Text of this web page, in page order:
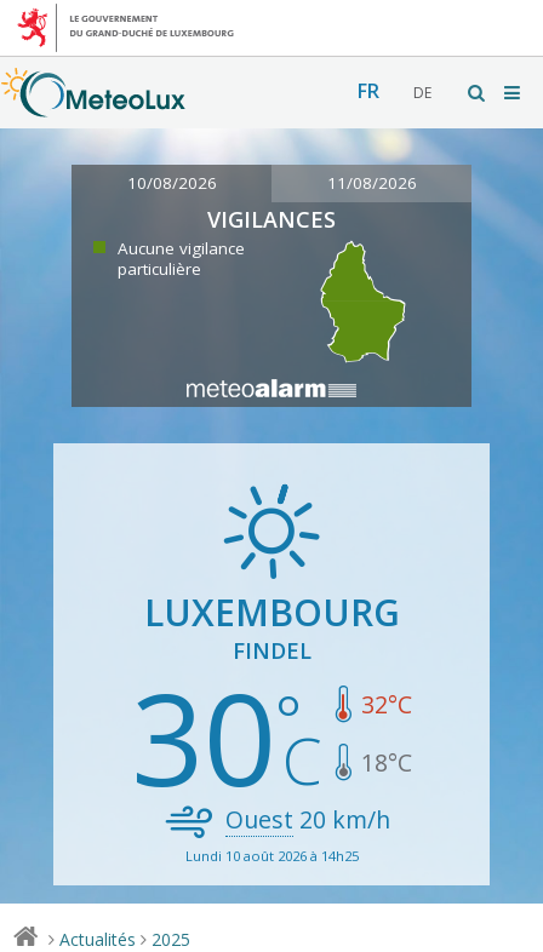
FR DE
10/08/2026 11/08/2026
VIGILANCES
Aucune vigilance
particulière
LUXEMBOURG
FINDEL
30 32°C
18°C
Ouest 20 km/h
Lundi 10 août 2026 à 14h25
> Actualités > 2025